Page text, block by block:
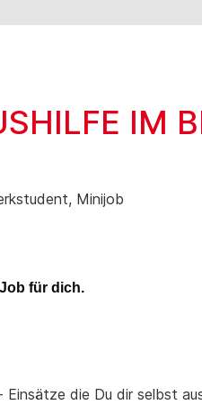
IM
Minijob
für dich.
Einsätze die Du dir selbst